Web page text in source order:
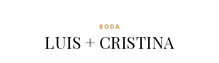
BODA
LUIS + CRISTINA